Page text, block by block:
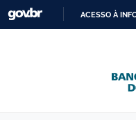
Skip to main content
ACESSO À